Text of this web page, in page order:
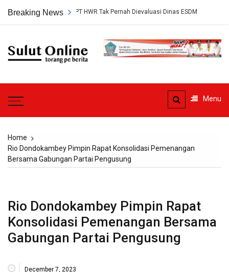
Breaking News
Tambang PT HWR Tak Pernah Dievaluasi Dinas ESDM
Sulut
Menu
Home
Rio Dondokambey Pimpin Rapat Konsolidasi Pemenangan
Bersama Gabungan Partai Pengusung
Rio Dondokambey Pimpin Rapat
Konsolidasi Pemenangan Bersama
Gabungan Partai Pengusung
December 7, 2023